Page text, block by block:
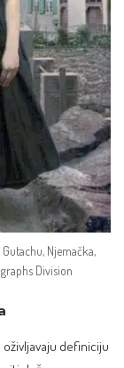
Njemačka,
Division
definiciju